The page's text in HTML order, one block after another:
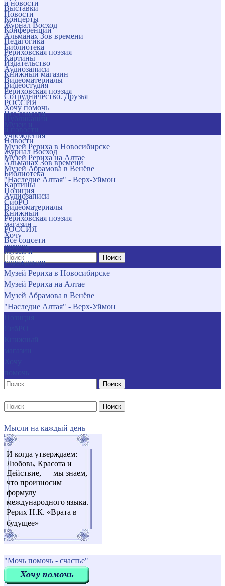
и новости
Новости
Журнал Восход
Альманах Зов времени
Библиотека
Картины
Аудиозаписи
Видеоматериалы
Рериховская поэзия
РОССИЯ
Все соцсети
учреждения
Музей Рериха в Новосибирске
Музей Рериха на Алтае
Музей Абрамова в Венёве
"Наследие Алтая" - Верх-Уймон
Позиция
СибРО
Книжный
магазин
Хочу
помочь
Поиск
Выставки
Концерты
Конференции
Педагогика
Рериховская поэзия
Издательство
Книжный магазин
Видеостудия
Сотрудничество. Друзья
Хочу помочь
Новости
Журнал Восход
Альманах Зов времени
Библиотека
Картины
Аудиозаписи
Видеоматериалы
Рериховская поэзия
РОССИЯ
Все соцсети
Музеи и
учреждения
Музей Рериха в Новосибирске
Музей Рериха на Алтае
Музей Абрамова в Венёве
"Наследие Алтая" - Верх-Уймон
Поиск
Поиск
Мысли на каждый день
И когда утверждаем:
Любовь, Красота и
Действие, — мы знаем,
что произносим
формулу
международного языка.
Рерих Н.К. «Врата в
будущее»
"Мочь помочь - счастье"